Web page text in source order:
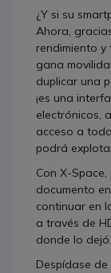
¿Y si su
Ahora,
rendimiento
gana
duplicar una
¡es una
electrónicos,
acceso a
podrá
Con X-
documento
continuar en
a través de
donde lo dejó.
Despídase